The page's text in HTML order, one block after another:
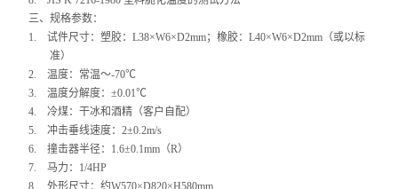
跌落试验机
振动试验机
耐磨试验机
疲劳寿命试验机
三、规格参数：
1.
试件尺寸：塑胶：L38×W6×D2mm；橡胶：L40×W6×D2mm（或以标
准）
2.
温度：常温～-70℃
3.
温度分解度：±0.01℃
4.
冷煤：干冰和酒精（客户自配）
5.
冲击垂线速度：2±0.2m/s
6.
撞击器半径：1.6±0.1mm（R）
7.
马力：1/4HP
8.
外形尺寸：约W570×D820×H580mm